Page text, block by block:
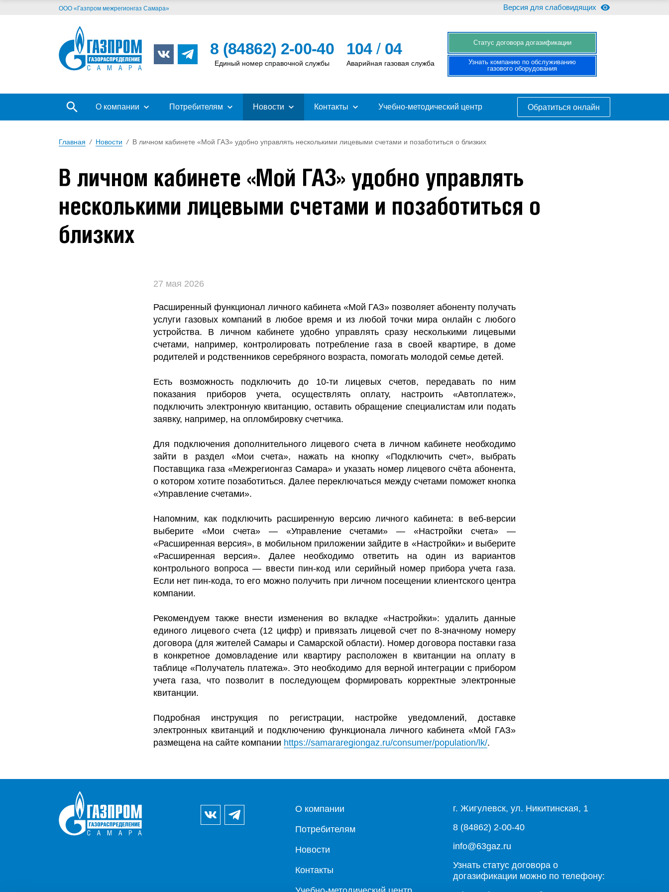
ООО «Газпром межрегионгаз Самара» Версия для слабовидящих
8 (84862) 2-00-40
Единый номер справочной службы
104/ 04
Аварийная газовая служба
Cтатус договора догазификации
Узнать компанию по обслуживанию
газового оборудования
О компании Потребителям Новости Контакты Учебно-методический центр Обратиться онлайн
Главная / Новости / В личном кабинете «Мой ГАЗ» удобно управлять несколькими лицевыми счетами и позаботиться о близких
В личном кабинете «Мой ГАЗ» удобно управлять
несколькими лицевыми счетами и позаботиться о
близких
27 мая 2026
Расширенный функционал личного кабинета «Мой ГАЗ» позволяет абоненту получать
услуги газовых компаний в любое время и из любой точки мира онлайн с любого
устройства. В личном кабинете удобно управлять сразу несколькими лицевыми
счетами, например, контролировать потребление газа в своей квартире, в доме
родителей и родственников серебряного возраста, помогать молодой семье детей.
Есть возможность подключить до 10-ти лицевых счетов, передавать по ним
показания приборов учета, осуществлять оплату, настроить «Автоплатеж»,
подключить электронную квитанцию, оставить обращение специалистам или подать
заявку, например, на опломбировку счетчика.
Для подключения дополнительного лицевого счета в личном кабинете необходимо
зайти в раздел «Мои счета», нажать на кнопку «Подключить счет», выбрать
Поставщика газа «Межрегионгаз Самара» и указать номер лицевого счёта абонента,
о котором хотите позаботиться. Далее переключаться между счетами поможет кнопка
«Управление счетами».
Напомним, как подключить расширенную версию личного кабинета: в веб-версии
выберите «Мои счета» — «Управление счетами» — «Настройки счета» —
«Расширенная версия», в мобильном приложении зайдите в «Настройки» и выберите
«Расширенная версия». Далее необходимо ответить на один из вариантов
контрольного вопроса — ввести пин-код или серийный номер прибора учета газа.
Если нет пин-кода, то его можно получить при личном посещении клиентского центра
компании.
Рекомендуем также внести изменения во вкладке «Настройки»: удалить данные
единого лицевого счета (12 цифр) и привязать лицевой счет по 8-значному номеру
договора (для жителей Самары и Самарской области). Номер договора поставки газа
в конкретное домовладение или квартиру расположен в квитанции на оплату в
таблице «Получатель платежа». Это необходимо для верной интеграции с прибором
учета газа, что позволит в последующем формировать корректные электронные
квитанции.
Подробная инструкция по регистрации, настройке уведомлений, доставке
электронных квитанций и подключению функционала личного кабинета «Мой ГАЗ»
размещена на сайте компании https://samararegiongaz.ru/consumer/population/lk/.
О компании
Потребителям
Новости
Контакты
г. Жигулевск, ул. Никитинская, 1
8 (84862) 2-00-40
info@63gaz.ru
Узнать статус договора о
догазификации можно по телефону: